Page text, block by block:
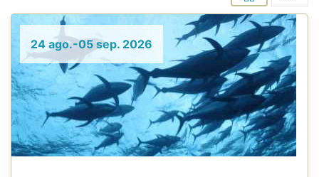
24 ago.-05 sep. 2026